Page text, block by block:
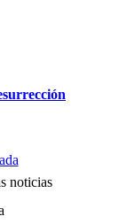
noticias